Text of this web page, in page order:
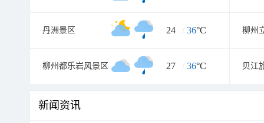
丹洲景区 24 / 36°C 柳州
柳州都乐岩风景区 27 / 36°C 贝江
新闻资讯